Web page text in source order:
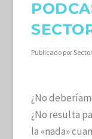
Publicado por
¿No
¿No resulta
la «nada»